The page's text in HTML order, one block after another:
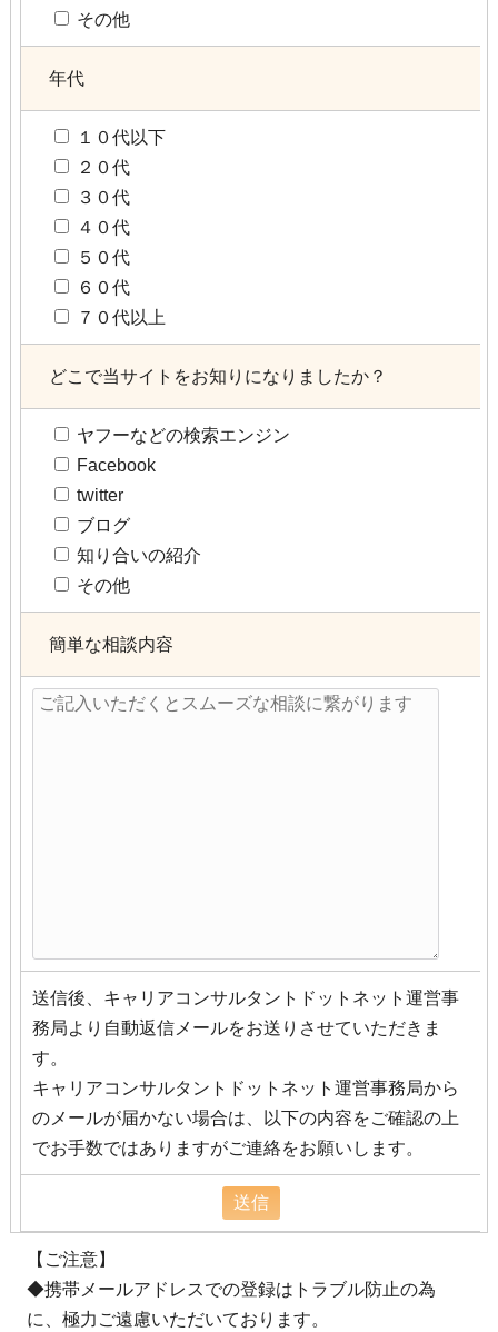
その他
年代
１０代以下
２０代
３０代
４０代
５０代
６０代
７０代以上
どこで当サイトをお知りになりましたか？
ヤフーなどの検索エンジン
Facebook
twitter
ブログ
知り合いの紹介
その他
簡単な相談内容
送信後、キャリアコンサルタントドットネット運営事
務局より自動返信メールをお送りさせていただきま
す。
キャリアコンサルタントドットネット運営事務局から
のメールが届かない場合は、以下の内容をご確認の上
でお手数ではありますがご連絡をお願いします。
【ご注意】
◆携帯メールアドレスでの登録はトラブル防止の為
に、極力ご遠慮いただいております。